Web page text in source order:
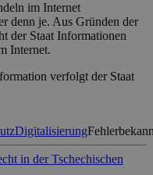
im Internet
denn je. Aus Gründen der
der Staat Informationen
Internet.
verfolgt der Staat
Digitalisierung